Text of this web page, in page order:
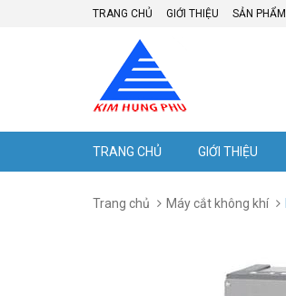
TRANG CHỦ GIỚI THIỆU SẢN PHẨM
TRANG CHỦ GIỚI THIỆU
Trang chủ Máy cắt không khí